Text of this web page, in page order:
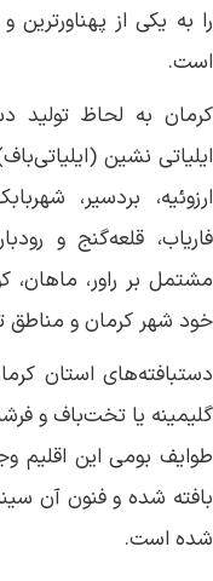
را به یکی از
است.
کرمان به لحاظ تولید
ایلیاتی نشین
ارزوئیه، بردسیر،
فاریاب، قلعه‌گنج و
مشتمل بر راور، ماهان،
خود شهر کرمان و
دستبافته‌های استان
گلیمینه یا تخت‌باف و
طوایف بومی این اقلیم
بافته شده و فنون آن
شده است.